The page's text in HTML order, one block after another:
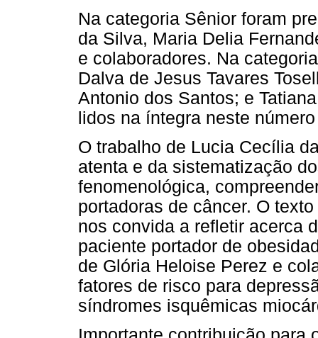
Na categoria Sênior foram
da Silva, Maria Delia
e colaboradores. Na
Dalva de Jesus Tavares
Antonio dos Santos; e
lidos na íntegra neste
O trabalho de Lucia Cecília
atenta e da sistematização
fenomenológica,
portadoras de câncer. O
nos convida a refletir acerca
paciente portador de
de Glória Heloise Perez e
fatores de risco para
síndromes isquêmicas